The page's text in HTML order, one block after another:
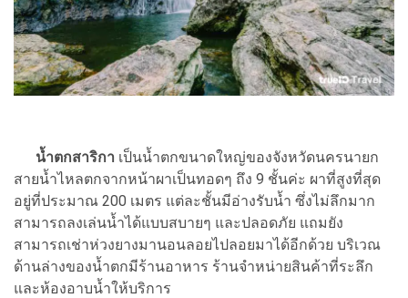
น้ำตกสาริกา เป็นน้ำตกขนาดใหญ่ของจังหวัดนครนายก
สายน้ำไหลตกจากหน้าผาเป็นทอดๆ ถึง 9 ชั้นค่ะ ผาที่สูงที่สุด
อยู่ที่ประมาณ 200 เมตร แต่ละชั้นมีอ่างรับน้ำ ซึ่งไม่ลึกมาก
สามารถลงเล่นน้ำได้แบบสบายๆ และปลอดภัย แถมยัง
สามารถเช่าห่วงยางมานอนลอยไปลอยมาได้อีกด้วย บริเวณ
ด้านล่างของน้ำตกมีร้านอาหาร ร้านจำหน่ายสินค้าที่ระลึก
และห้องอาบน้ำให้บริการ